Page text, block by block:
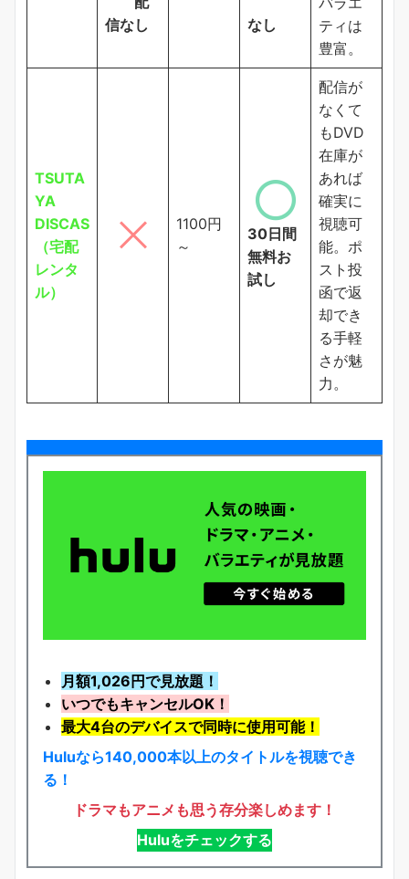
信なし
なし
ティは
豊富。
TSUTA
YA
DISCAS
（宅配
レンタ
ル）
1100円
～
30日間
無料お
試し
配信が
なくて
もDVD
在庫が
あれば
確実に
視聴可
能。ポ
スト投
函で返
却でき
る手軽
さが魅
力。
月額1,026円で見放題！
いつでもキャンセルOK！
最大4台のデバイスで同時に使用可能！
Huluなら140,000本以上のタイトルを視聴でき
る！
ドラマもアニメも思う存分楽しめます！
Huluをチェックする